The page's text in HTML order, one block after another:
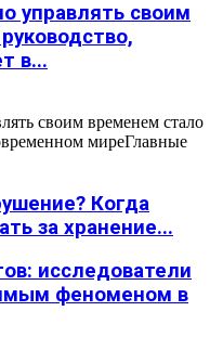
управлять своим
в...
своим временем стало
миреГлавные
Когда
за хранение...
исследователи
феноменом в